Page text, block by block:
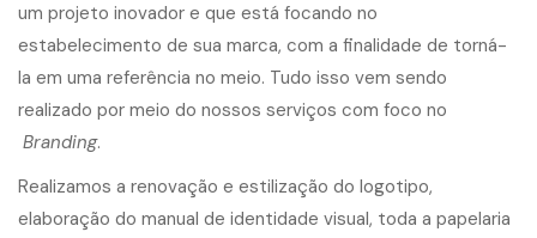
um projeto inovador​ e que​ está focando ​no
estabelecimento de sua marca, ​com a finalidade de torná-
la em uma referência no meio. Tudo isso​ vem sendo
realizado​ por meio do nossos serviços com foco no​
Branding​.​
Realizamos a renovação e estilização do logotipo,
elaboração do manual de identidade visual, toda a papelaria